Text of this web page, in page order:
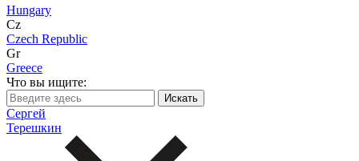
Hungary
Cz
Czech Republic
Gr
Greece
Что вы ищите:
Сергей
Терешкин